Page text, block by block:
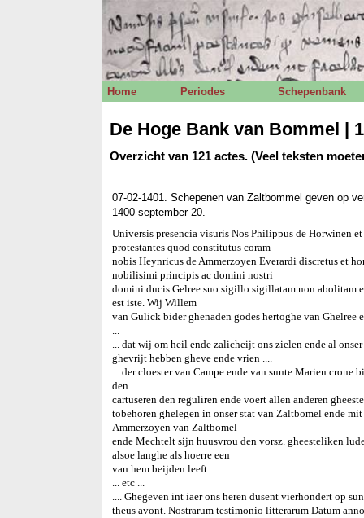
Home Periodes Schepenbank
De Hoge Bank van Bommel |
Overzicht van 121 actes. (Veel teksten
07-02-1401. Schepenen van Zaltbommel geven op
1400 september 20.
Universis presencia visuris Nos Philippus de Horwinen
protestantes quod constitutus coram
nobis Heynricus de Ammerzoyen Everardi discretus et
nobilisimi principis ac domini nostri
domini ducis Gelree suo sigillo sigillatam non abolitam
est iste. Wij Willem
van Gulick bider ghenaden godes hertoghe van
...
... dat wij om heil ende zalicheijt ons zielen ende al
ghevrijt hebben gheve ende vrien ....
... der cloester van Campe ende van sunte Marien crone
den
cartuseren den reguliren ende voert allen anderen
tobehoren ghelegen in onser stat van Zaltbomel ende
Ammerzoyen van Zaltbomel
ende Mechtelt sijn huusvrou den vorsz. gheesteliken
alsoe langhe als hoerre een
van hem beijden leeft ....
... etc ...
.... Ghegeven int iaer ons heren dusent vierhondert op
theus avont. Nostrarum testimonio litterarum Datum